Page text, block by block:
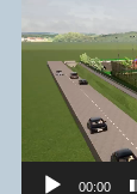
00:00